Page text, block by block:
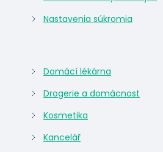
Domácí lékárna
Drogerie a domácnost
Kosmetika
Kancelář
Nastavenia súkromia